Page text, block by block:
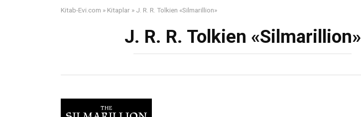
Kitab-Evi.com » Kitaplar » J. R. R. Tolkien «Silmarillion»
J. R. R. Tolkien «Silmarillion»